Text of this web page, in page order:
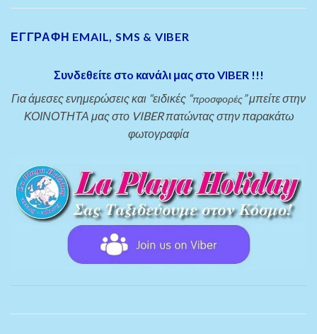
ΕΓΓΡΑΦΗ EMAIL, SMS & VIBER
Συνδεθείτε στo κανάλι μας στο VIBER !!!
Για άμεσες ενημερώσεις και “ειδικές “προσφορές” μπείτε στην
ΚΟΙΝΟΤΗΤΑ μας στο VIBER πατώντας στην παρακάτω
φωτογραφία